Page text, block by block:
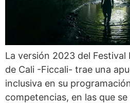
La versión 2023 del
de Cali -Ficcali- trae una
inclusiva en su
competencias, en las que